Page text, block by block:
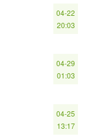
04-22
20:03
04-29
01:03
04-25
13:17